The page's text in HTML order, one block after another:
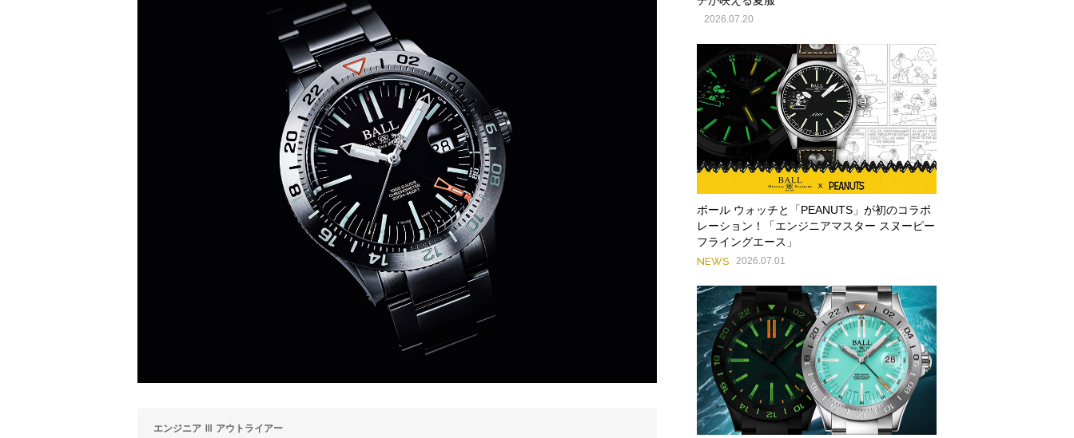
エンジニア Ⅲ アウトライアー
2026.07.20
ボール ウォッチと「PEANUTS」が初のコラボ
レーション！「エンジニアマスター スヌーピー
フライングエース」
NEWS 2026.07.01